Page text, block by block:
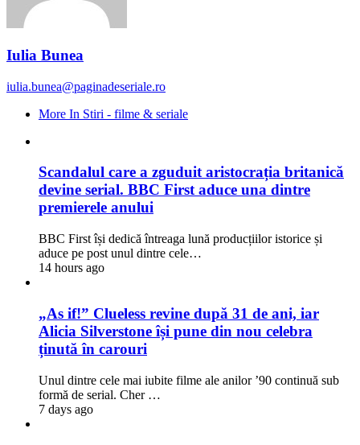
Iulia Bunea
iulia.bunea@paginadeseriale.ro
More In Stiri - filme & seriale
Scandalul care a zguduit aristocrația britanică
devine serial. BBC First aduce una dintre
premierele anului
BBC First își dedică întreaga lună producțiilor istorice și
aduce pe post unul dintre cele…
14 hours ago
„As if!” Clueless revine după 31 de ani, iar
Alicia Silverstone își pune din nou celebra
ținută în carouri
Unul dintre cele mai iubite filme ale anilor ’90 continuă sub
formă de serial. Cher …
7 days ago